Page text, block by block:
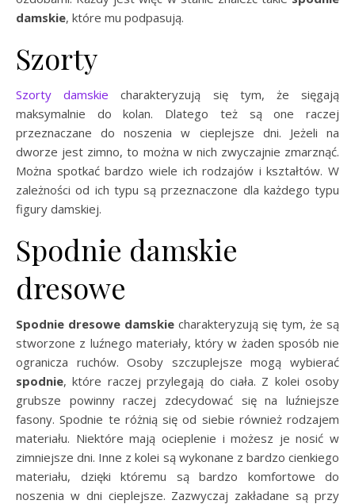
damskie, które mu podpasują.
Szorty
Szorty damskie charakteryzują się tym, że sięgają
maksymalnie do kolan. Dlatego też są one raczej
przeznaczane do noszenia w cieplejsze dni. Jeżeli na
dworze jest zimno, to można w nich zwyczajnie zmarznąć.
Można spotkać bardzo wiele ich rodzajów i kształtów. W
zależności od ich typu są przeznaczone dla każdego typu
figury damskiej.
Spodnie damskie
dresowe
Spodnie dresowe damskie charakteryzują się tym, że są
stworzone z luźnego materiały, który w żaden sposób nie
ogranicza ruchów. Osoby szczuplejsze mogą wybierać
spodnie, które raczej przylegają do ciała. Z kolei osoby
grubsze powinny raczej zdecydować się na luźniejsze
fasony. Spodnie te różnią się od siebie również rodzajem
materiału. Niektóre mają ocieplenie i możesz je nosić w
zimniejsze dni. Inne z kolei są wykonane z bardzo cienkiego
materiału, dzięki któremu są bardzo komfortowe do
noszenia w dni cieplejsze. Zazwyczaj zakładane są przy